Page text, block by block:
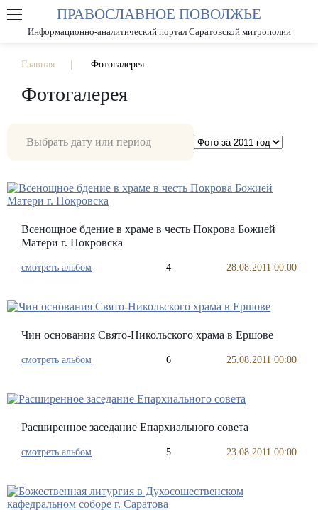
РАЗМЕР ШРИФТА А А
ПРАВОСЛАВНОЕ ПОВОЛЖЬЕ
Информационно-аналитический портал Саратовской митрополии
Главная Фотогалерея
Фотогалерея
Всенощное бдение в храме в честь Покрова Божией
Матери г. Покровска
смотреть альбом 4 28.08.2011 00:00
Чин основания Свято-Никольского храма в Ершове
смотреть альбом 6 25.08.2011 00:00
Расширенное заседание Епархиального совета
смотреть альбом 5 23.08.2011 00:00